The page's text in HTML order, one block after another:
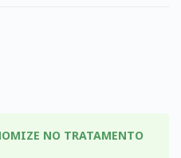
NO TRATAMENTO